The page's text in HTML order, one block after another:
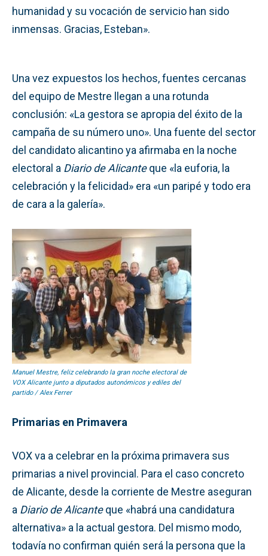
humanidad y su vocación de servicio han sido
inmensas. Gracias, Esteban».
Una vez expuestos los hechos, fuentes cercanas
del equipo de Mestre llegan a una rotunda
conclusión: «La gestora se apropia del éxito de la
campaña de su número uno». Una fuente del sector
del candidato alicantino ya afirmaba en la noche
electoral a Diario de Alicanteque «la euforia, la
celebración y la felicidad» era «un paripé y todo era
de cara a la galería».
Manuel Mestre, feliz celebrando la gran noche electoral de
VOX Alicante junto a diputados autonómicos y ediles del
partido / Alex Ferrer
Primarias en Primavera
VOX va a celebrar en la próxima primavera sus
primarias a nivel provincial. Para el caso concreto
de Alicante, desde la corriente de Mestre aseguran
a Diario de Alicanteque «habrá una candidatura
alternativa» a la actual gestora. Del mismo modo,
todavía no confirman quién será la persona que la